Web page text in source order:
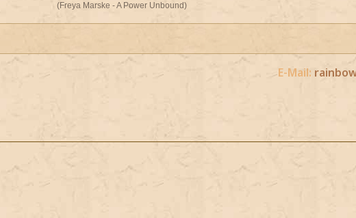
(Freya Marske - A Power Unbound)
E-Mail: